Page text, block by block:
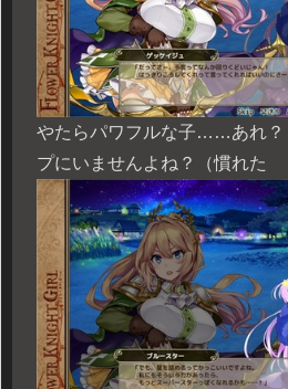
やたらパワフルな子……あれ
プにいませんよね？（慣れた